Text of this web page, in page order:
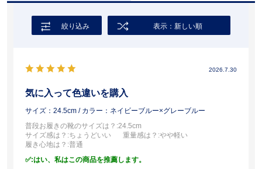
絞り込み 表示：新しい順
2026.7.30
気に入って色違いを購入
サイズ：24.5cm / カラー：ネイビーブルー×グレーブルー
普段お履きの靴のサイズは？ :24.5cm
サイズ感は？ :ちょうどいい 重量感は？ :やや軽い
履き心地は？ :普通
:はい、私はこの商品を推薦します。